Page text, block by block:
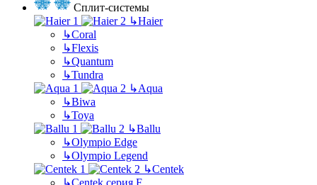
Сплит-системы
↳Haier
↳Coral
↳Flexis
↳Quantum
↳Tundra
↳Aqua
↳Biwa
↳Toya
↳Ballu
↳Olympio Edge
↳Olympio Legend
↳Centek
↳Centek серия F